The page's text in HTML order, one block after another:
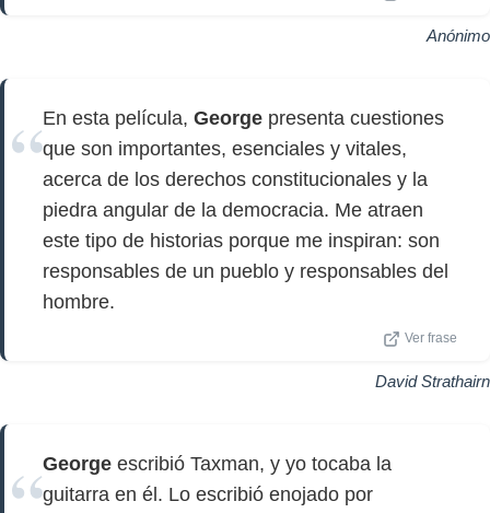
Anónimo
En esta película, George presenta cuestiones
que son importantes, esenciales y vitales,
acerca de los derechos constitucionales y la
piedra angular de la democracia. Me atraen
este tipo de historias porque me inspiran: son
responsables de un pueblo y responsables del
hombre.
Ver frase
David Strathairn
George escribió Taxman, y yo tocaba la
guitarra en él. Lo escribió enojado por